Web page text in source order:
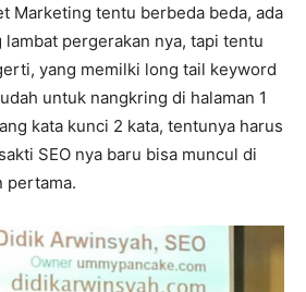
Marketing tentu berbeda beda, ada
lambat pergerakan nya, tapi tentu
yang memilki long tail keyword
untuk nangkring di halaman 1
kata kunci 2 kata, tentunya harus
SEO nya baru bisa muncul di
pertama.